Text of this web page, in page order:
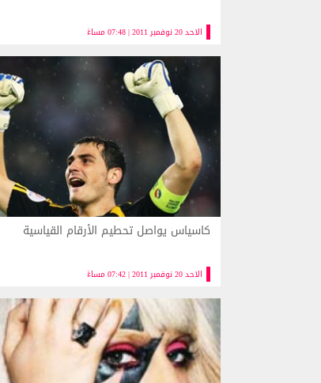
الاحد 20 نوفمبر 2011 | 07:48 مساءً
الاحد 20 نوفمبر 2011 | 07:42 مساءً
كاسياس يواصل تحطيم الأرقام القياسية